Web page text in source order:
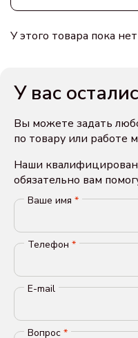
У этого товара пока
У вас
Вы можете задать
по товару или работе
Наши
обязательно вам
Ваше имя *
Телефон *
E-mail
Вопрос *